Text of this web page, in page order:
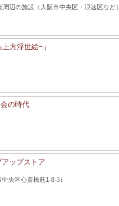
辺の施設（大阪市中央区・浪速区など）
方浮世絵−」
の時代
ップストア
央区心斎橋筋1-8-3）